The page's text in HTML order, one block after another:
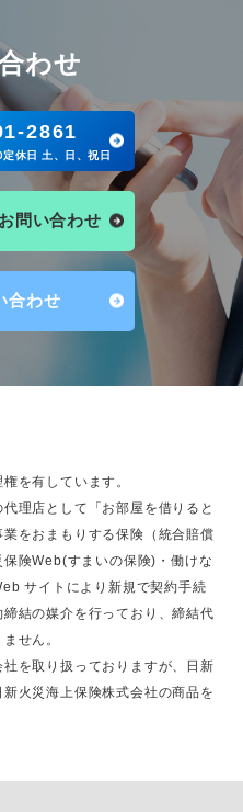
わせ
2861
休日 土、日、祝日
問い合わせ
合わせ
を有しています。
理店として「お部屋を借りると
をおまもりする保険（統合賠償
険Web(すまいの保険)・働けな
サイトにより新規で契約手続
結の媒介を行っており、締結代
せん。
を取り扱っておりますが、日新
火災海上保険株式会社の商品を